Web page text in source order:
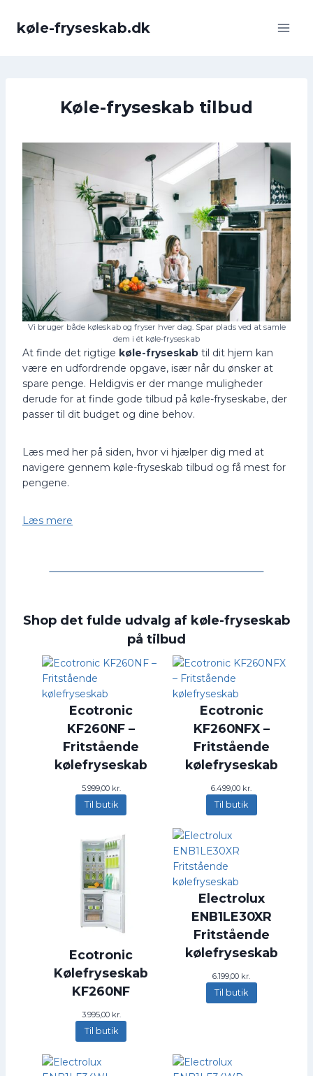
indhold
køle-fryseskab.dk
Køle-fryseskab tilbud
Vi bruger både køleskab og fryser hver dag. Spar plads ved at samle
dem i ét køle-fryseskab
At finde det rigtige køle-fryseskab til dit hjem kan
være en udfordrende opgave, især når du ønsker at
spare penge. Heldigvis er der mange muligheder
derude for at finde gode tilbud på køle-fryseskabe, der
passer til dit budget og dine behov.
Læs med her på siden, hvor vi hjælper dig med at
navigere gennem køle-fryseskab tilbud og få mest for
pengene.
Læs mere
Shop det fulde udvalg af køle-fryseskab
på tilbud
Ecotronic
KF260NF –
Fritstående
kølefryseskab
5.999,00 kr.
Til butik
Ecotronic
KF260NFX –
Fritstående
kølefryseskab
6.499,00 kr.
Til butik
Ecotronic
Kølefryseskab
KF260NF
3.995,00 kr.
Til butik
Electrolux
ENB1LE30XR
Fritstående
kølefryseskab
6.199,00 kr.
Til butik